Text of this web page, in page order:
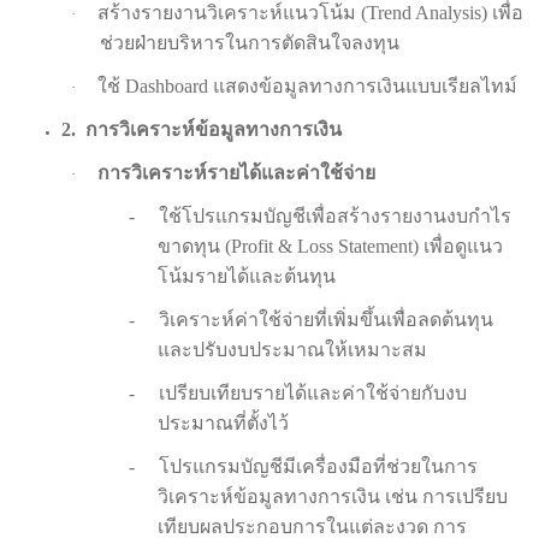
· สร้างรายงานวิเคราะห์แนวโน้ม (Trend Analysis) เพื่อ
ช่วยฝ่ายบริหารในการตัดสินใจลงทุน
· ใช้Dashboard แสดงข้อมูลทางการเงินแบบเรียลไทม์
2. การวิเคราะห์ข้อมูลทางการเงิน
· การวิเคราะห์รายได้และค่าใช้จ่าย
-
ใช้โปรแกรมบัญชีเพื่อสร้างรายงานงบกำไร
ขาดทุน (Profit & Loss Statement) เพื่อดูแนว
โน้มรายได้และต้นทุน
-
วิเคราะห์ค่าใช้จ่ายที่เพิ่มขึ้นเพื่อลดต้นทุน
และปรับงบประมาณให้เหมาะสม
-
เปรียบเทียบรายได้และค่าใช้จ่ายกับงบ
ประมาณที่ตั้งไว้
-
โปรแกรมบัญชีมีเครื่องมือที่ช่วยในการ
วิเคราะห์ข้อมูลทางการเงิน เช่น การเปรียบ
เทียบผลประกอบการในแต่ละงวด การ